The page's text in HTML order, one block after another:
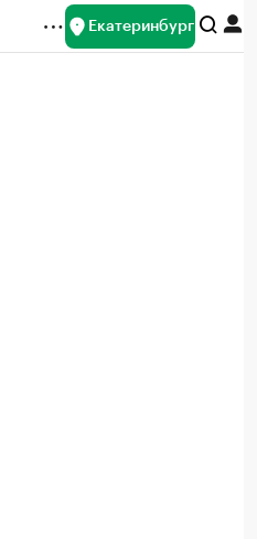
Екатеринбург